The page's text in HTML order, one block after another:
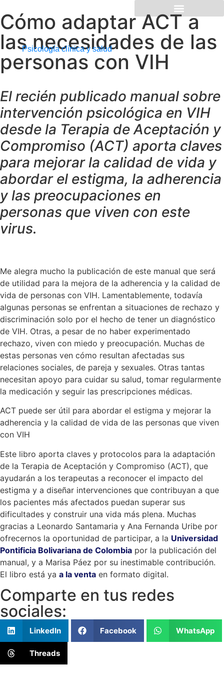
Psicología clínica y salud
Cómo adaptar ACT a
las necesidades de las
personas con VIH
El recién publicado manual sobre
intervención psicológica en VIH
desde la Terapia de Aceptación y
Compromiso (ACT) aporta claves
para mejorar la calidad de vida y
abordar el estigma, la adherencia
y las preocupaciones en
personas que viven con este
virus.
Me alegra mucho la publicación de este manual que será
de utilidad para la mejora de la adherencia y la calidad de
vida de personas con VIH. Lamentablemente, todavía
algunas personas se enfrentan a situaciones de rechazo y
discriminación solo por el hecho de tener un diagnóstico
de VIH. Otras, a pesar de no haber experimentado
rechazo, viven con miedo y preocupación. Muchas de
estas personas ven cómo resultan afectadas sus
relaciones sociales, de pareja y sexuales. Otras tantas
necesitan apoyo para cuidar su salud, tomar regularmente
la medicación y seguir las prescripciones médicas.
ACT puede ser útil para abordar el estigma y mejorar la
adherencia y la calidad de vida de las personas que viven
con VIH
Este libro aporta claves y protocolos para la adaptación
de la Terapia de Aceptación y Compromiso (ACT), que
ayudarán a los terapeutas a reconocer el impacto del
estigma y a diseñar intervenciones que contribuyan a que
los pacientes más afectados puedan superar sus
dificultades y construir una vida más plena. Muchas
gracias a Leonardo Santamaria y Ana Fernanda Uribe por
ofrecernos la oportunidad de participar, a la Universidad
Pontificia Bolivariana de Colombia por la publicación del
manual, y a Marisa Páez por su inestimable contribución.
El libro está ya a la venta en formato digital.
Comparte en tus redes
sociales:
LinkedIn Facebook WhatsApp
Threads